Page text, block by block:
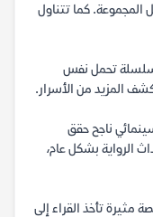
المجموعة. كما تتناول
سلسلة تحمل نفس
المزيد من الأسرار.
ناجح حقق
الرواية بشكل عام،
مثيرة تأخذ القراء إلى